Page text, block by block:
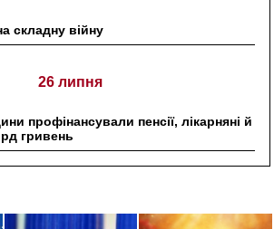
складну війну
26 липня
профінансували пенсії, лікарняні й
гривень